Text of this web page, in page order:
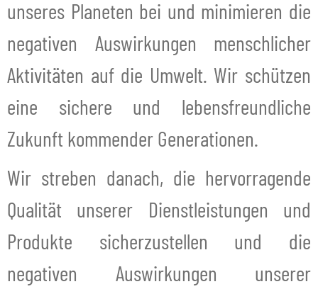
unseres Planeten bei und minimieren die
negativen Auswirkungen menschlicher
Aktivitäten auf die Umwelt. Wir schützen
eine sichere und lebensfreundliche
Zukunft kommender Generationen.
Wir streben danach, die hervorragende
Qualität unserer Dienstleistungen und
Produkte sicherzustellen und die
negativen Auswirkungen unserer